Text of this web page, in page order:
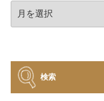
ブ
検索